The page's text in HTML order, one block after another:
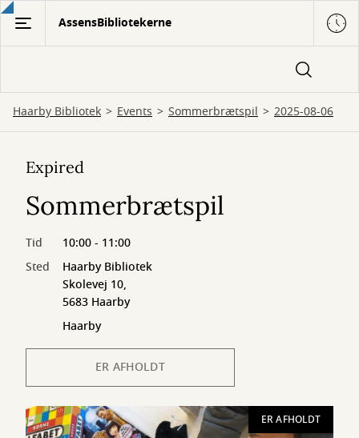
Gå
hovedindhold
AssensBibliotekerne
Haarby Bibliotek Events Sommerbrætspil 2025-08-06
ER AFHOLDT
Expired
Sommerbrætspil
Tid
10:00 - 11:00
Sted
Haarby Bibliotek
Skolevej 10,
5683 Haarby
Haarby
ER AFHOLDT